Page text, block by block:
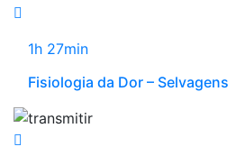
1h 27min
Fisiologia da Dor – Selvagens